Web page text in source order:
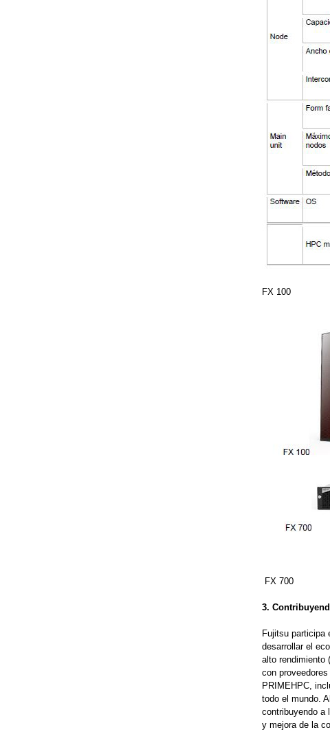
FX 100
FX 700
3.
Fujitsu participa
desarrollar el
alto rendimiento
con
PRIMEHPC,
todo el mundo.
contribuyendo a
y mejora de la